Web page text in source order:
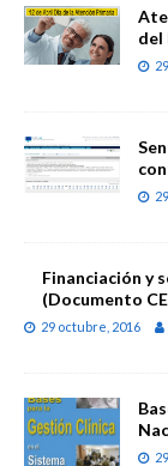
del
Financiación y
(Documento
29 octubre, 2016